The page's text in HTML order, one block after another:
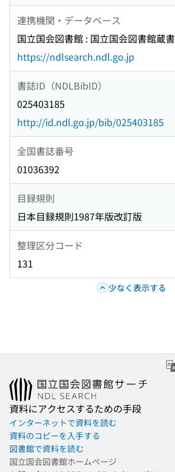
連携機関・データベース
国立国会図書館 : 国立国会図書館蔵書
https://ndlsearch.ndl.go.jp
書誌ID（NDLBibID）
025403185
http://id.ndl.go.jp/bib/025403185
全国書誌番号
01036392
目録規則
日本目録規則1987年版改訂版
整理区分コード
131
少なく表示する
資料にアクセスするための手段
インターネットで資料を読む
資料のコピーを入手する
図書館で資料を読む
国立国会図書館ホームページ